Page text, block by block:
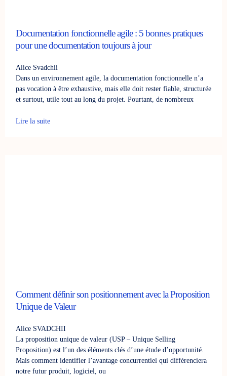
Documentation fonctionnelle agile : 5 bonnes pratiques
pour une documentation toujours à jour
Alice Svadchii
Dans un environnement agile, la documentation fonctionnelle n’a
pas vocation à être exhaustive, mais elle doit rester fiable, structurée
et surtout, utile tout au long du projet. Pourtant, de nombreux
Lire la suite
Comment définir son positionnement avec la Proposition
Unique de Valeur
Alice SVADCHII
La proposition unique de valeur (USP – Unique Selling
Proposition) est l’un des éléments clés d’une étude d’opportunité.
Mais comment identifier l’avantage concurrentiel qui différenciera
notre futur produit, logiciel, ou